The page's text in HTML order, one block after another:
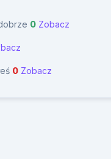
0 Zobacz
0 Zobacz